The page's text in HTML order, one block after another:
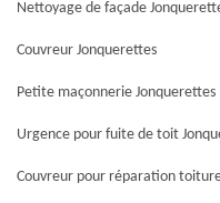
Nettoyage de façade
Couvreur Jonquerettes
Petite maçonnerie Jonquerettes
Urgence pour fuite de toit
Couvreur pour réparation